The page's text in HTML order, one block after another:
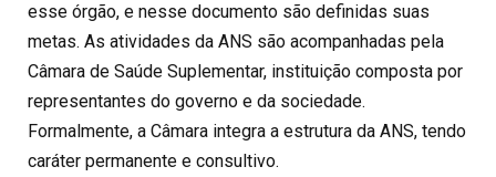
esse órgão, e nesse documento são definidas suas
metas. As atividades da ANS são acompanhadas pela
Câmara de Saúde Suplementar, instituição composta por
representantes do governo e da sociedade.
Formalmente, a Câmara integra a estrutura da ANS, tendo
caráter permanente e consultivo.